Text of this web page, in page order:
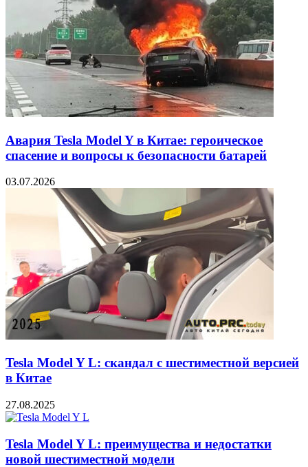
Авария Tesla Model Y в Китае: героическое
спасение и вопросы к безопасности батарей
03.07.2026
Tesla Model Y L: скандал с шестиместной версией
в Китае
27.08.2025
Tesla Model Y L: преимущества и недостатки
новой шестиместной модели